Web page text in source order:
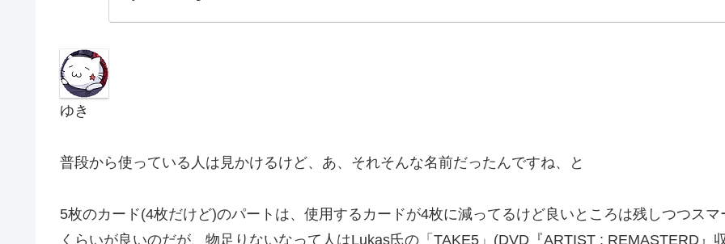
ゆき
普段から使っている人は見かけるけど、あ、それそんな名前だったんですね、と
5枚のカード(4枚だけど)のパートは、使用するカードが4枚に減ってるけど良いところは残しつつス
くらいが良いのだが、物足りないなって人はLukas氏の「TAKE5」(DVD『ARTIST : REMASTERD